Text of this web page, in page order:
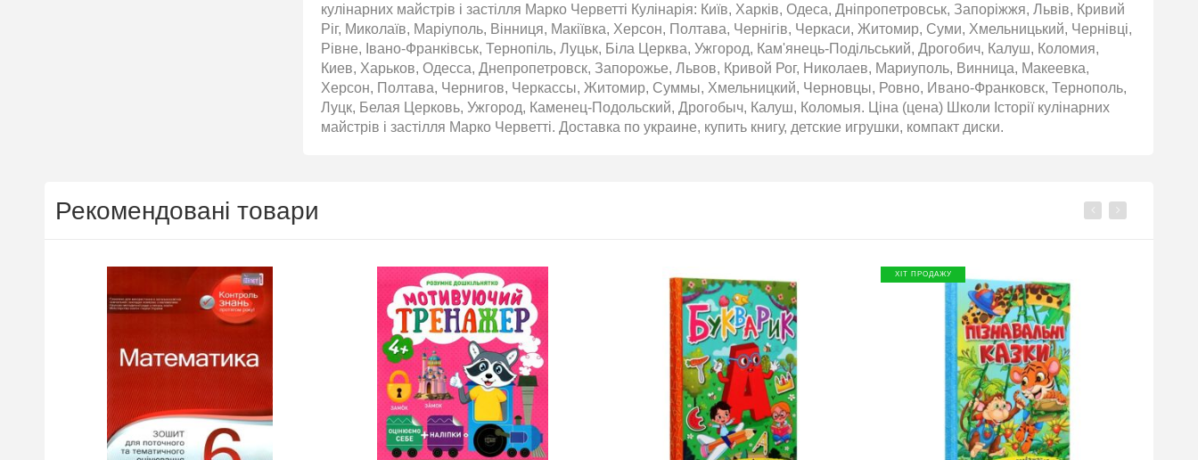
кулінарних майстрів і застілля Марко Черветті Кулінарія: Київ, Харків, Одеса, Дніпропетровськ, Запоріжжя, Львів, Кривий
Ріг, Миколаїв, Маріуполь, Вінниця, Макіївка, Херсон, Полтава, Чернігів, Черкаси, Житомир, Суми, Хмельницький, Чернівці,
Рівне, Івано-Франківськ, Тернопіль, Луцьк, Біла Церква, Ужгород, Кам'янець-Подільський, Дрогобич, Калуш, Коломия,
Киев, Харьков, Одесса, Днепропетровск, Запорожье, Львов, Кривой Рог, Николаев, Мариуполь, Винница, Макеевка,
Херсон, Полтава, Чернигов, Черкассы, Житомир, Суммы, Хмельницкий, Черновцы, Ровно, Ивано-Франковск, Тернополь,
Луцк, Белая Церковь, Ужгород, Каменец-Подольский, Дрогобыч, Калуш, Коломыя. Ціна (цена) Школи Історії кулінарних
майстрів і застілля Марко Черветті. Доставка по украине, купить книгу, детские игрушки, компакт диски.
Рекомендовані товари
ХІТ ПРОДАЖУ